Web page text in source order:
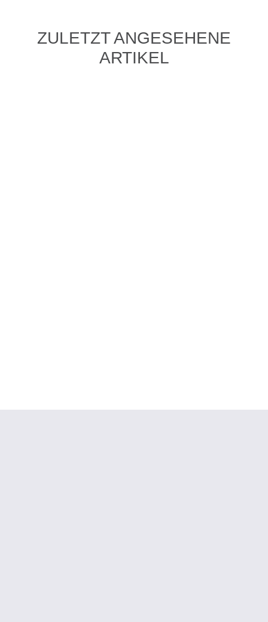
ZULETZT ANGESEHENE
ARTIKEL